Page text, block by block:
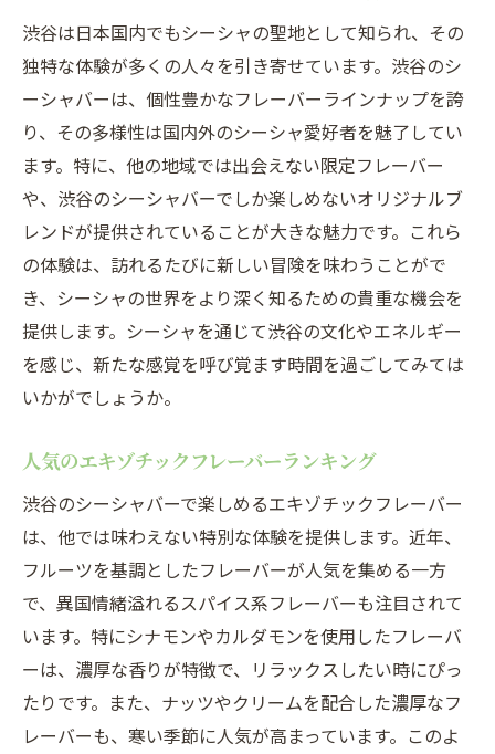
渋谷は日本国内でもシーシャの聖地として知られ、その
独特な体験が多くの人々を引き寄せています。渋谷のシ
ーシャバーは、個性豊かなフレーバーラインナップを誇
り、その多様性は国内外のシーシャ愛好者を魅了してい
ます。特に、他の地域では出会えない限定フレーバー
や、渋谷のシーシャバーでしか楽しめないオリジナルブ
レンドが提供されていることが大きな魅力です。これら
の体験は、訪れるたびに新しい冒険を味わうことがで
き、シーシャの世界をより深く知るための貴重な機会を
提供します。シーシャを通じて渋谷の文化やエネルギー
を感じ、新たな感覚を呼び覚ます時間を過ごしてみては
いかがでしょうか。
人気のエキゾチックフレーバーランキング
渋谷のシーシャバーで楽しめるエキゾチックフレーバー
は、他では味わえない特別な体験を提供します。近年、
フルーツを基調としたフレーバーが人気を集める一方
で、異国情緒溢れるスパイス系フレーバーも注目されて
います。特にシナモンやカルダモンを使用したフレーバ
ーは、濃厚な香りが特徴で、リラックスしたい時にぴっ
たりです。また、ナッツやクリームを配合した濃厚なフ
レーバーも、寒い季節に人気が高まっています。このよ